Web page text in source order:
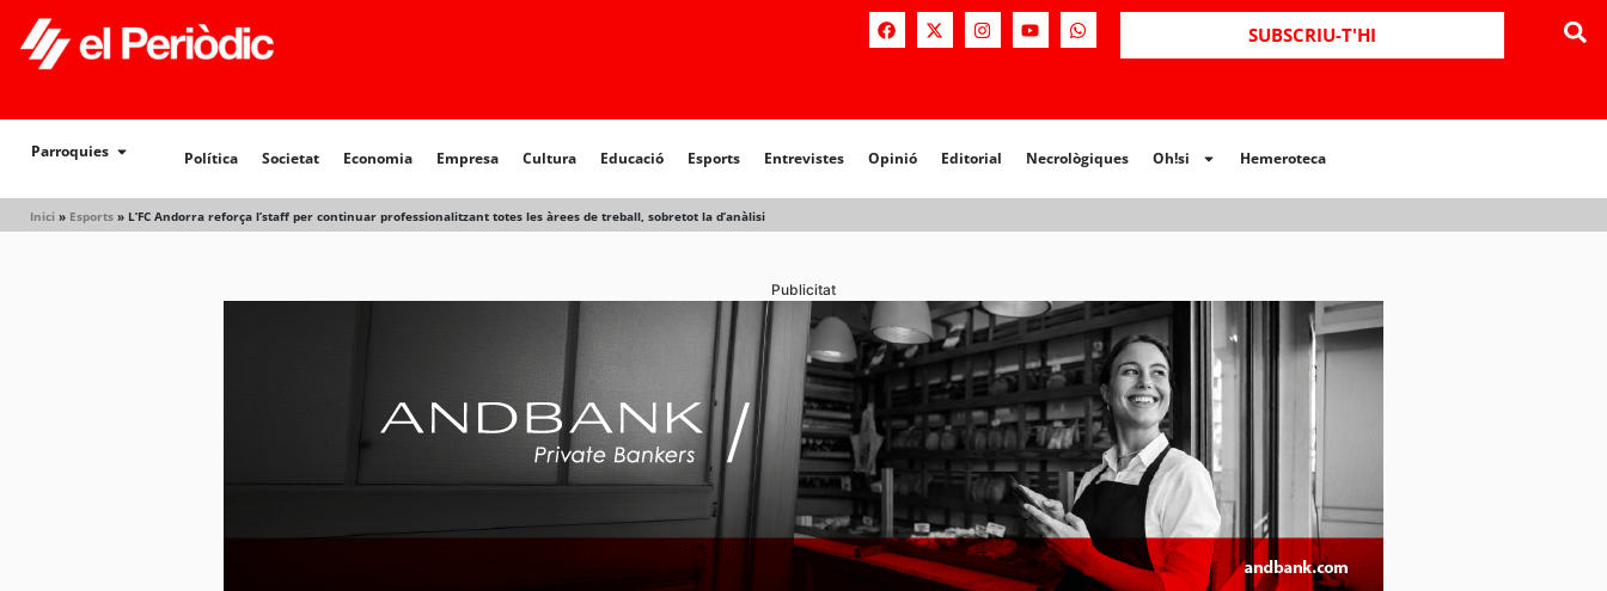
SUBSCRIU-T'HI
Parroquies Política Societat Economia Empresa Cultura Educació Esports Entrevistes Opinió Editorial Necrològiques Oh!si Hemeroteca
Inici » Esports » L’FC Andorra reforça l’staff per continuar professionalitzant totes les àrees de treball, sobretot la d’anàlisi
Política Societat Opinió Editorial Necrològiques Hemeroteca
Publicitat